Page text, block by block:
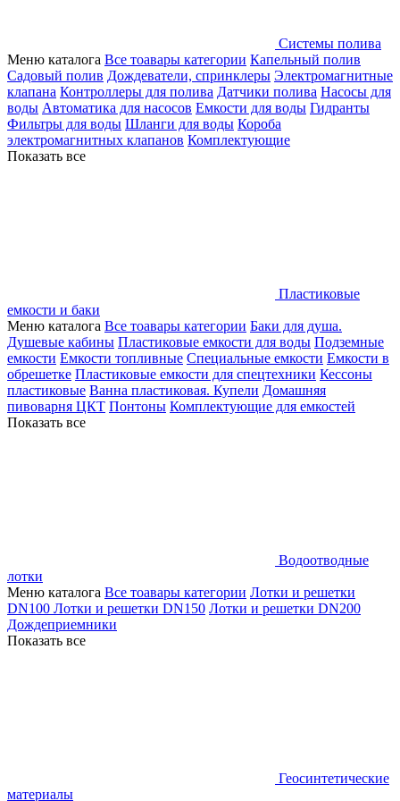
Системы полива
Меню каталога Все тоавары категории Капельный полив
Садовый полив Дождеватели, спринклеры Электромагнитные
клапана Контроллеры для полива Датчики полива Насосы для
воды Автоматика для насосов Емкости для воды Гидранты
Фильтры для воды Шланги для воды Короба
электромагнитных клапанов Комплектующие
Показать все
Пластиковые
емкости и баки
Меню каталога Все тоавары категории Баки для душа.
Душевые кабины Пластиковые емкости для воды Подземные
емкости Емкости топливные Специальные емкости Емкости в
обрешетке Пластиковые емкости для спецтехники Кессоны
пластиковые Ванна пластиковая. Купели Домашняя
пивоварня ЦКТ Понтоны Комплектующие для емкостей
Показать все
Водоотводные
лотки
Меню каталога Все тоавары категории Лотки и решетки
DN100 Лотки и решетки DN150 Лотки и решетки DN200
Дождеприемники
Показать все
Геосинтетические
материалы